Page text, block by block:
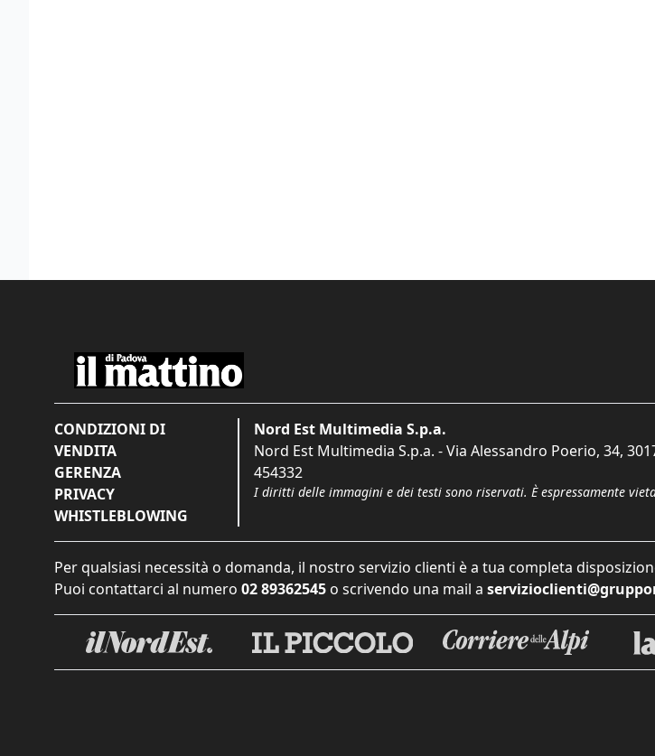
CONDIZIONI DI
VENDITA
GERENZA
PRIVACY
WHISTLEBLOWING
Nord Est Multimedia S.p.a.
Nord Est Multimedia S.p.a. - Via Alessandro Poerio, 34,
454332
I diritti delle immagini e dei testi sono riservati. È espressamente
Per qualsiasi necessità o domanda, il nostro servizio clienti è a tua completa
Puoi contattarci al numero 02 89362545 o scrivendo una mail a